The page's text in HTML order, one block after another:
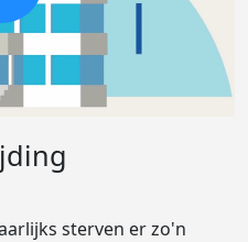
sterven er zo'n